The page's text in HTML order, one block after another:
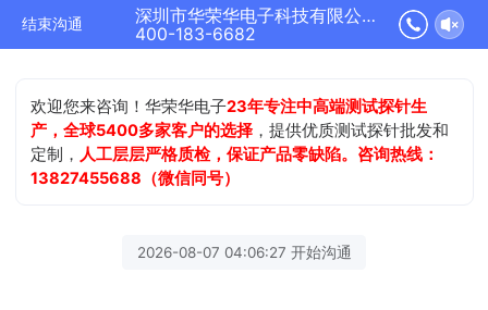
结束沟通
深圳市华荣华电子科技有限公司正在为您服务
400-183-6682
欢迎您来咨询！华荣华电子23年专注中高端测试探针生
产，全球5400多家客户的选择 ，提供优质测试探针批发和
定制， 人工层层严格质检，保证产品零缺陷。咨询热线：
13827455688（微信同号）
2026-08-07 04:06:27 开始沟通